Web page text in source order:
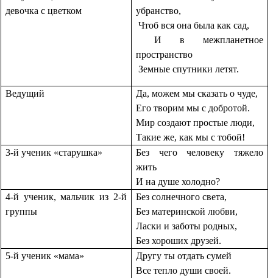
девочка с цветком
убранство,
Чтоб вся она была как сад,
И в межпланетное
пространство
Земные спутники летят.
Ведущий
Да, можем мы сказать о чуде,
Его творим мы с добротой.
Мир создают простые люди,
Такие же, как мы с тобой!
3-й ученик «старушка»
Без чего человеку тяжело
жить
И на душе холодно?
4-й ученик, мальчик из 2-й
группы
Без солнечного света,
Без материнской любви,
Ласки и заботы родных,
Без хороших друзей.
5-й ученик «мама»
Другу ты отдать сумей
Все тепло души своей.